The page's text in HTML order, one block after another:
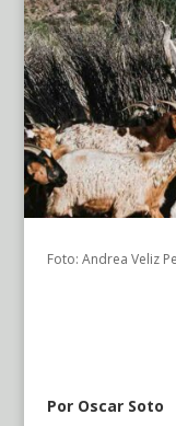
Foto: Andrea Veliz
Por Oscar Soto